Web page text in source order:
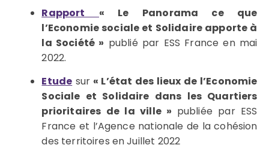
Rapport « Le Panorama ce que
l’Economie sociale et Solidaire apporte à
la Société » publié par ESS France en mai
2022.
Etude sur « L’état des lieux de l’Economie
Sociale et Solidaire dans les Quartiers
prioritaires de la ville » publiée par ESS
France et l’Agence nationale de la cohésion
des territoires en Juillet 2022